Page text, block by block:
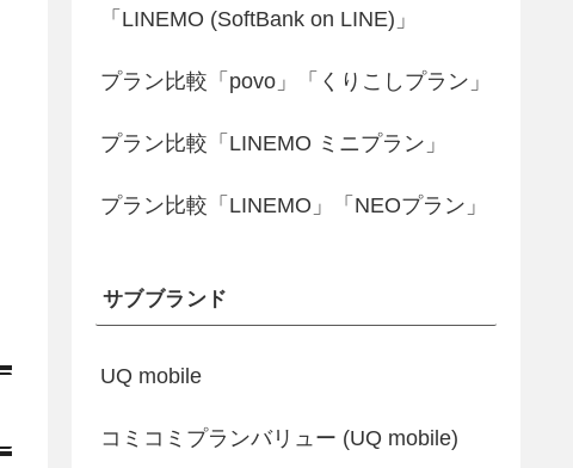
「LINEMO (SoftBank on LINE)」
プラン比較「povo」「くりこしプラン」
プラン比較「LINEMO ミニプラン」
プラン比較「LINEMO」「NEOプラン」
サブブランド
UQ mobile
コミコミプランバリュー (UQ mobile)